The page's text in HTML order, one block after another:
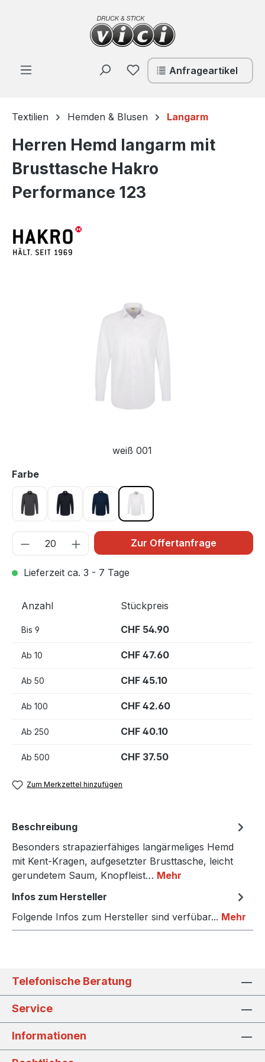
Zum Hauptinhalt springen
Du hast 0 Produkte auf
Anfrageartikel
Textilien Hemden & Blusen Langarm
Herren Hemd langarm mit
Brusttasche Hakro
Performance 123
weiß 001
Farbeauswählen
anthrazit 028schwarz 005tinte 034 weiß 001
Zur Offertanfrage
Lieferzeit ca. 3 - 7 Tage
Anzahl Stückpreis
Bis 9 CHF 54.90
Ab 10 CHF 47.60
Ab 50 CHF 45.10
Ab 100 CHF 42.60
Ab 250 CHF 40.10
Ab 500 CHF 37.50
Zum Merkzettel hinzufügen
Beschreibung
Besonders strapazierfähiges langärmeliges Hemd
mit Kent-Kragen, aufgesetzter Brusttasche, leicht
gerundetem Saum, Knopfleist… Mehr
Infos zum Hersteller
Folgende Infos zum Hersteller sind verfübar... Mehr
Telefonische Beratung
Service
Informationen